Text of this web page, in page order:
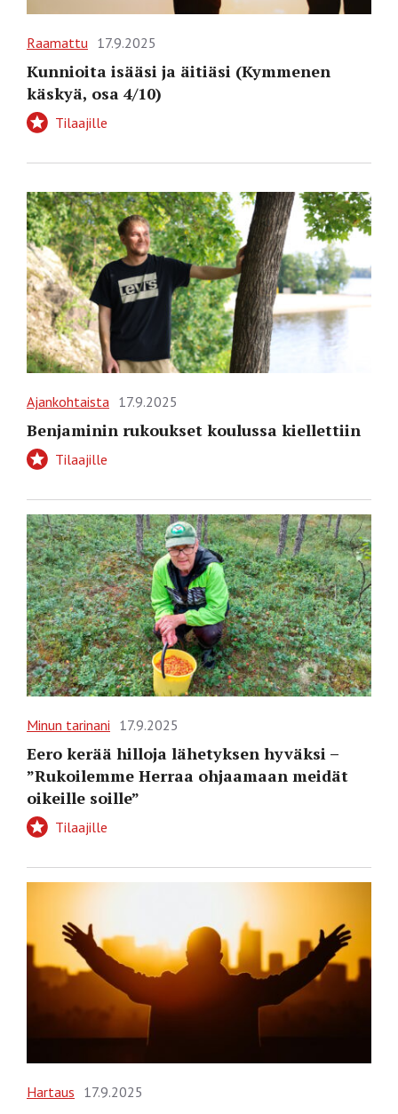
Raamattu 17.9.2025
Kunnioita isääsi ja äitiäsi (Kymmenen
käskyä, osa 4/10)
Tilaajille
Ajankohtaista 17.9.2025
Benjaminin rukoukset koulussa kiellettiin
Tilaajille
Minun tarinani 17.9.2025
Eero kerää hilloja lähetyksen hyväksi –
”Rukoilemme Herraa ohjaamaan meidät
oikeille soille”
Tilaajille
Hartaus 17.9.2025